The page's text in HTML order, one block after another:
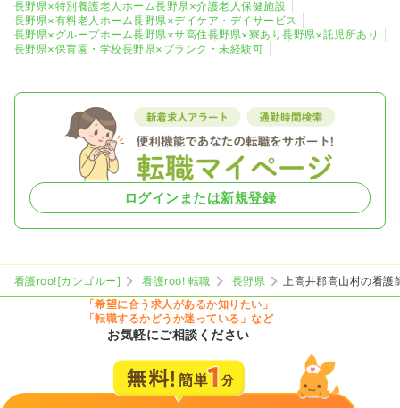
長野県×特別養護老人ホーム長野県×介護老人保健施設
長野県×有料老人ホーム長野県×デイケア・デイサービス
長野県×グループホーム長野県×サ高住長野県×寮あり長野県×託児所あり
長野県×保育園・学校長野県×ブランク・未経験可
ログインまたは新規登録
看護roo![カンゴルー] 看護roo! 転職 長野県
上高井郡高山村の看護
「希望に合う求人があるか知りたい」
「転職するかどうか迷っている」など
お気軽にご相談ください